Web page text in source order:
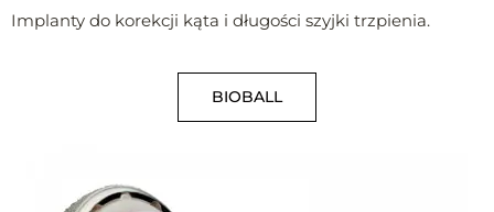
Implanty do korekcji kąta i długości szyjki trzpienia.
BIOBALL